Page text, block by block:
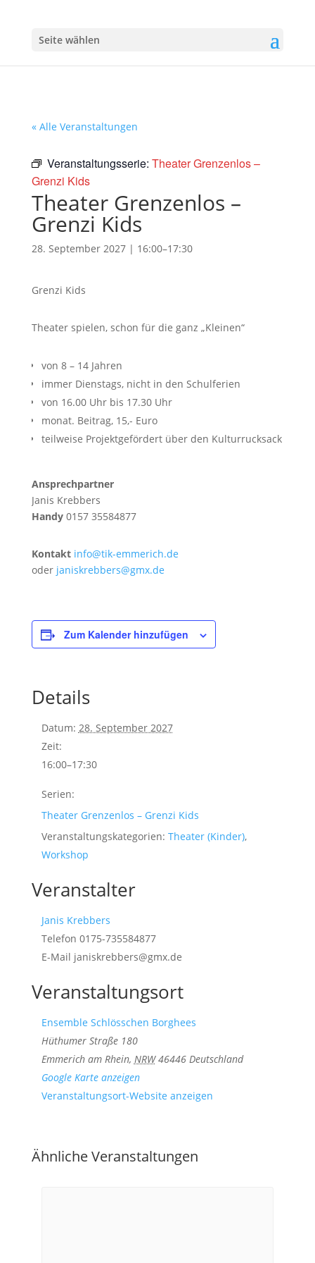
Seite wählen
« Alle Veranstaltungen
Veranstaltungsserie: Theater Grenzenlos –
Grenzi Kids
Theater Grenzenlos –
Grenzi Kids
28. September 2027 | 16:00–17:30
Grenzi Kids
Theater spielen, schon für die ganz „Kleinen“
von 8 – 14 Jahren
immer Dienstags, nicht in den Schulferien
von 16.00 Uhr bis 17.30 Uhr
monat. Beitrag, 15,- Euro
teilweise Projektgefördert über den Kulturrucksack
Ansprechpartner
Janis Krebbers
Handy0157 35584877
Kontakt info@tik-emmerich.de
oder janiskrebbers@gmx.de
Zum Kalender hinzufügen
Details
Datum: 28. September 2027
Zeit:
16:00–17:30
Serien:
Theater Grenzenlos – Grenzi Kids
Veranstaltungskategorien: Theater (Kinder),
Workshop
Veranstaltungsort
Ensemble Schlösschen Borghees
Hüthumer Straße 180
Emmerich am Rhein, NRW 46446 Deutschland
Google Karte anzeigen
Veranstaltungsort-Website anzeigen
Veranstalter
Janis Krebbers
Telefon 0175-735584877
E-Mail janiskrebbers@gmx.de
Ähnliche Veranstaltungen